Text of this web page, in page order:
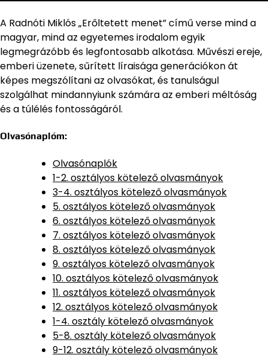
A Radnóti Miklós „Erőltetett menet” című verse mind a
magyar, mind az egyetemes irodalom egyik
legmegrázóbb és legfontosabb alkotása. Művészi ereje,
emberi üzenete, sűrített líraisága generációkon át
képes megszólítani az olvasókat, és tanulságul
szolgálhat mindannyiunk számára az emberi méltóság
és a túlélés fontosságáról.
Olvasónaplóm:
Olvasónaplók
1-2. osztályos kötelező olvasmányok
3-4. osztályos kötelező olvasmányok
5. osztályos kötelező olvasmányok
6. osztályos kötelező olvasmányok
7. osztályos kötelező olvasmányok
8. osztályos kötelező olvasmányok
9. osztályos kötelező olvasmányok
10. osztályos kötelező olvasmányok
11. osztályos kötelező olvasmányok
12. osztályos kötelező olvasmányok
1-4. osztály kötelező olvasmányok
5-8. osztály kötelező olvasmányok
9-12. osztály kötelező olvasmányok